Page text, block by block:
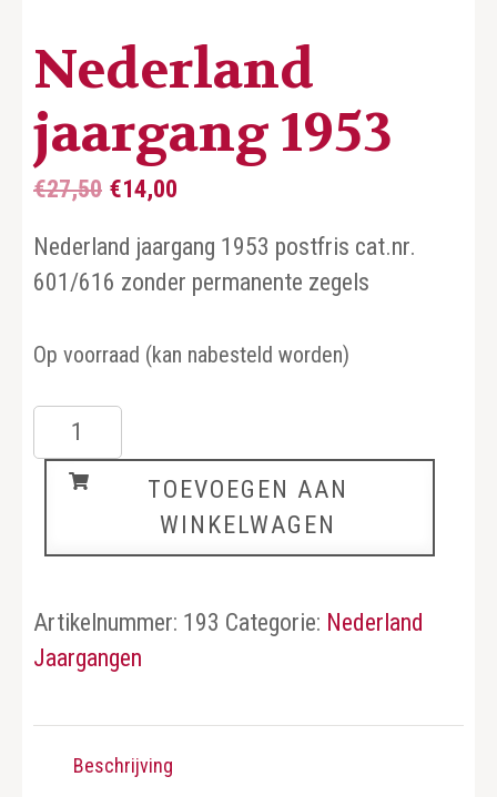
Nederland
jaargang 1953
€27,50 Oorspronkelijke
was:
€27,50.
€14,00
is:
€14,00.
Nederland jaargang 1953 postfris cat.nr.
601/616 zonder permanente zegels
Op voorraad (kan nabesteld worden)
Nederland
jaargang
1953
TOEVOEGEN AAN
WINKELWAGEN
Artikelnummer: 193 Categorie: Nederland
Jaargangen
Beschrijving